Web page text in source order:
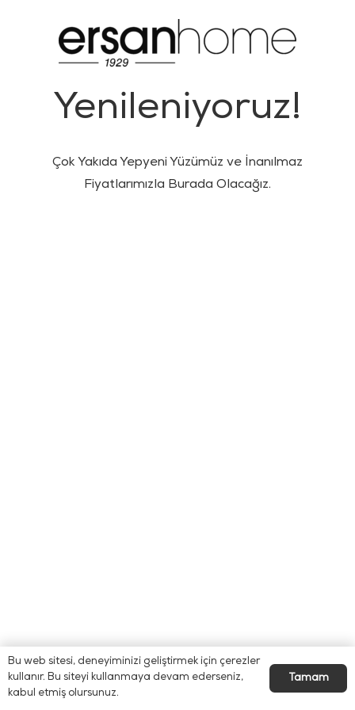
Yenileniyoruz!
Çok Yakıda Yepyeni Yüzümüz ve İnanılmaz
Fiyatlarımızla Burada Olacağız.
Bu web sitesi, deneyiminizi geliştirmek için çerezler
kullanır. Bu siteyi kullanmaya devam ederseniz,
kabul etmiş olursunuz.
Tamam